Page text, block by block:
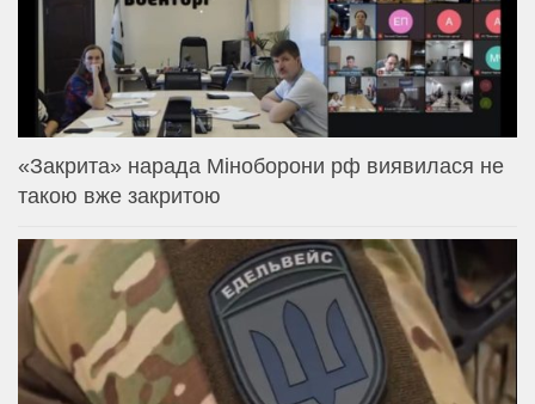
«Закрита» нарада Міноборони рф виявилася не
такою вже закритою